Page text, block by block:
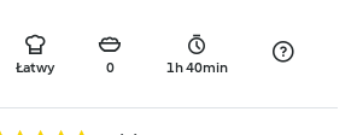
Łatwy 0 1h 40min